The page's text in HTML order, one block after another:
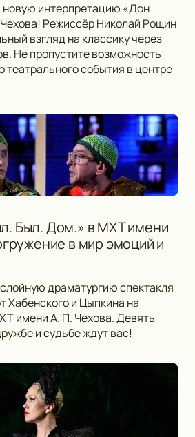
новую интерпретацию «Дон
Режиссёр Николай Рощин
взгляд на классику через
Не пропустите возможность
театрального события в центре
Был. Дом.» в МХТ имени
в мир эмоций и
драматургию спектакля
Хабенского и Цыпкина на
имени А. П. Чехова. Девять
и судьбе ждут вас!